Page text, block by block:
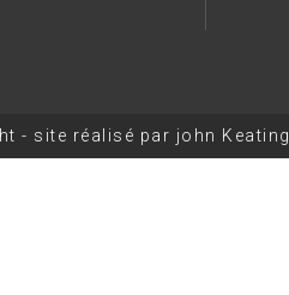
- site réalisé par john Keating